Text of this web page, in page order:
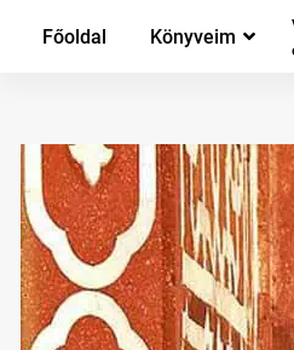
Főoldal Könyveim